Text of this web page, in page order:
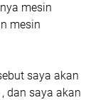
mesin
mesin
saya akan
dan saya akan